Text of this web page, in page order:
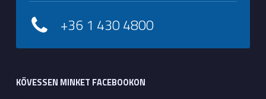
+36 1 430 4800
KÖVESSEN MINKET FACEBOOKON